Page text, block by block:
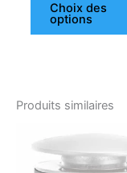
Choix des
options
Produits similaires